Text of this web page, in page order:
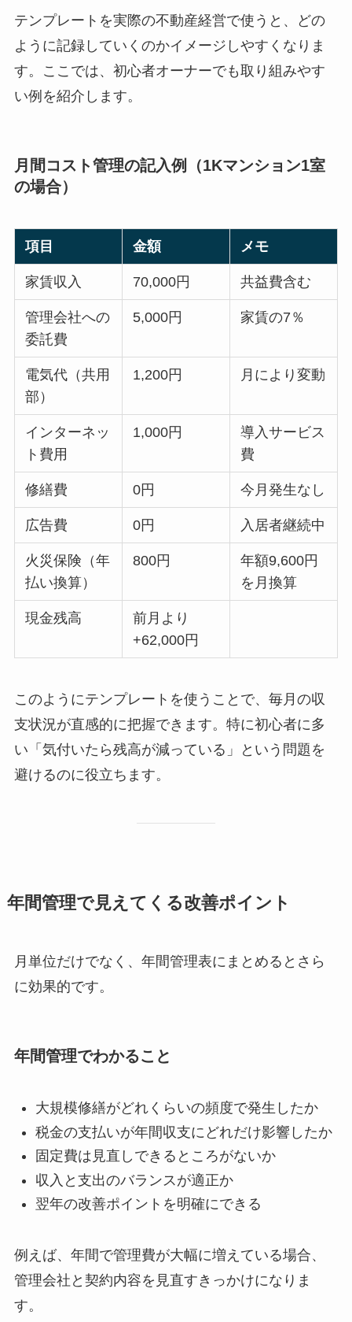
テンプレートを実際の不動産経営で使うと、どの
ように記録していくのかイメージしやすくなりま
す。ここでは、初心者オーナーでも取り組みやす
い例を紹介します。
月間コスト管理の記入例（1Kマンション1室
の場合）
項目 金額 メモ
家賃収入 70,000円 共益費含む
管理会社への
委託費
5,000円 家賃の7％
電気代（共用
部）
1,200円 月により変動
インターネッ
ト費用
1,000円
導入サービス
費
修繕費 0円 今月発生なし
広告費 0円 入居者継続中
火災保険（年
払い換算）
800円
年額9,600円
を月換算
現金残高
前月より
+62,000円
このようにテンプレートを使うことで、毎月の収
支状況が直感的に把握できます。特に初心者に多
い「気付いたら残高が減っている」という問題を
避けるのに役立ちます。
年間管理で見えてくる改善ポイント
月単位だけでなく、年間管理表にまとめるとさら
に効果的です。
年間管理でわかること
大規模修繕がどれくらいの頻度で発生したか
税金の支払いが年間収支にどれだけ影響したか
固定費は見直しできるところがないか
収入と支出のバランスが適正か
翌年の改善ポイントを明確にできる
例えば、年間で管理費が大幅に増えている場合、
管理会社と契約内容を見直すきっかけになりま
す。